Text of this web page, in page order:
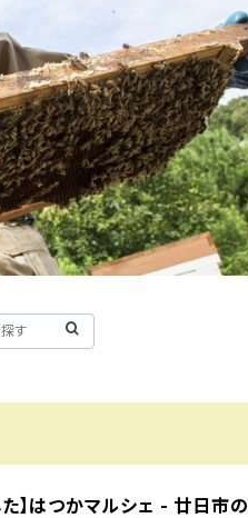
た】はつかマルシェ - 廿日市の